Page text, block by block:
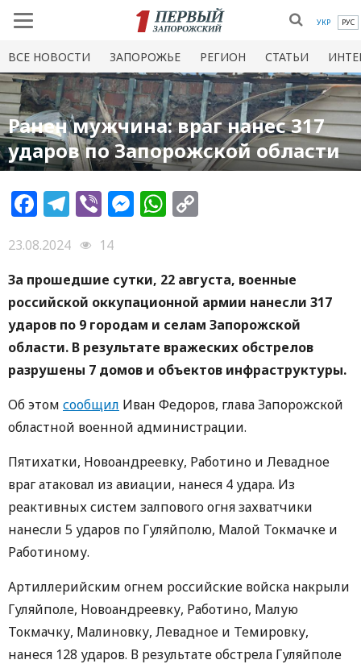
УКР РУС
ВСЕ НОВОСТИ ЗАПОРОЖЬЕ РЕГИОН СТАТЬИ
Ранен мужчина: враг нанес 317
ударов по Запорожской области
Facebook
Telegram
ViberMessenger
WhatsApp
23.08.2024
14
За прошедшие сутки, 22 августа, военные
российской оккупационной армии нанесли 317
ударов по 9 городам и селам Запорожской
области. В результате вражеских обстрелов
разрушены 7 домов и объектов инфраструктуры.
Об этом сообщил Иван Федоров, глава Запорожской
областной военной администрации.
Пятихатки, Новоандреевку, Работино и Левадное
враг атаковал из авиации, нанеся 4 удара. Из
реактивных систем залпового огня захватчики
нанесли 5 ударов по Гуляйполю, Малой Токмачке и
Работиному.
Артиллерийским огнем российские войска накрыли
Гуляйполе, Новоандреевку, Работино, Малую
Токмачку, Малиновку, Левадное и Темировку,
нанеся 128 ударов. В результате обстрела Гуляйполе